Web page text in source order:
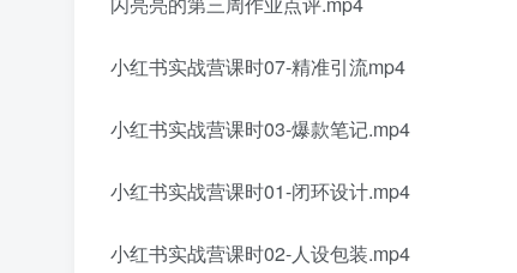
小红书实战营课时07-精准引流mp4
小红书实战营课时03-爆款笔记.mp4
小红书实战营课时01-闭环设计.mp4
小红书实战营课时02-人设包装.mp4